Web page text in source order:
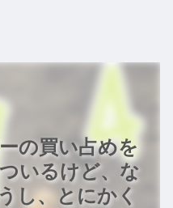
の買い占めを
いるけど、な
し、とにかく